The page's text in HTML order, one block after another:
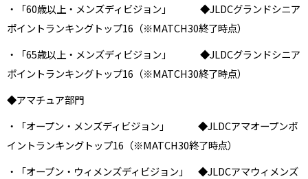
・「60歳以上・メンズディビジョン」 ◆JLDCグランドシニア
ポイントランキングトップ16（※MATCH30終了時点）
・「65歳以上・メンズディビジョン」 ◆JLDCグランドシニア
ポイントランキングトップ16（※MATCH30終了時点）
◆アマチュア部門
・「オープン・メンズディビジョン」 ◆JLDCアマオープンポ
イントランキングトップ16（※MATCH30終了時点）
・「オープン・ウィメンズディビジョン」 ◆JLDCアマウィメンズ